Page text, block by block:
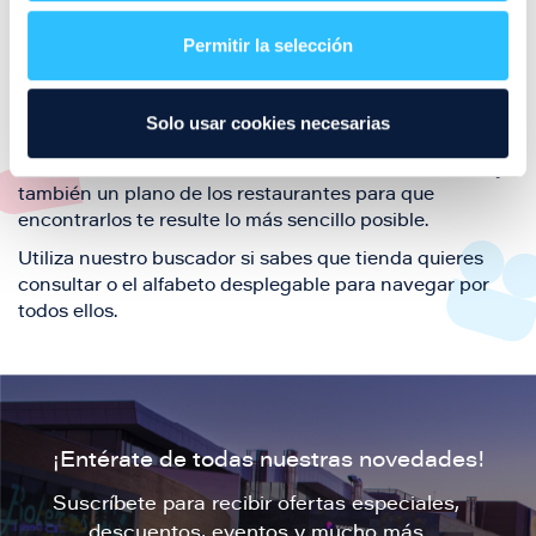
Permitir la selección
Solo usar cookies necesarias
también de nuestra oferta de ocio y shopping durante
tu visita.
El este directorio de restaurantes de Puerto Venecia
también un plano de los restaurantes para que
encontrarlos te resulte lo más sencillo posible.
Utiliza nuestro buscador si sabes que tienda quieres
consultar o el alfabeto desplegable para navegar por
todos ellos.
¡Entérate de todas nuestras novedades!
Suscríbete para recibir ofertas especiales,